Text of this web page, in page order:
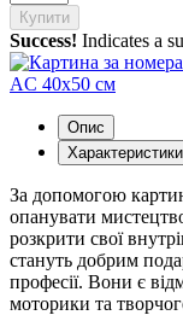
Купити
Success! Indicates a
Опис
Характеристики
За допомогою
опанувати
розкрити свої
стануть добрим
професії. Вони є
моторики та